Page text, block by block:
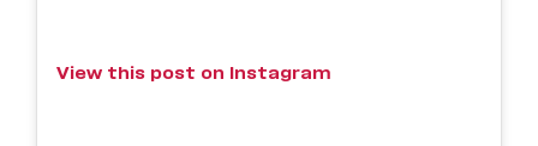
View this post on Instagram